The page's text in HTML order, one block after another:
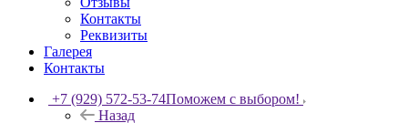
Контакты
Реквизиты
Галерея
Контакты
+7 (929) 572-53-74Поможем с выбором!
Назад